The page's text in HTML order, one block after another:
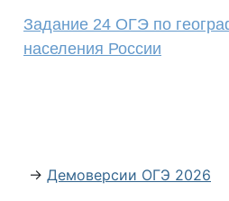
Задание 24 ОГЭ по
населения России
→ Демоверсии ОГЭ 2026